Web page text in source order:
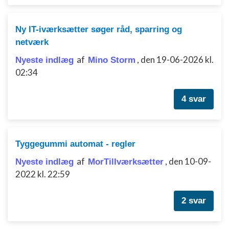
Ny IT-iværksætter søger råd, sparring og
netværk
Nyeste indlæg af Mino Storm , den 19-06-2026 kl.
02:34
4 svar
Tyggegummi automat - regler
Nyeste indlæg af MorTilIværksætter , den 10-09-
2022 kl. 22:59
2 svar
Forstå målgrupper gennem statistikker eller
kilder
Bruge præcise geografiske
placeringsoplysninger
Identificere enheder baseret på aktivt